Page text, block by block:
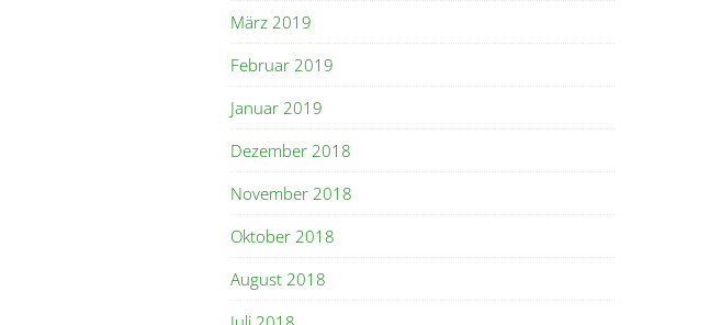
März 2019
Februar 2019
Januar 2019
Dezember 2018
November 2018
Oktober 2018
August 2018